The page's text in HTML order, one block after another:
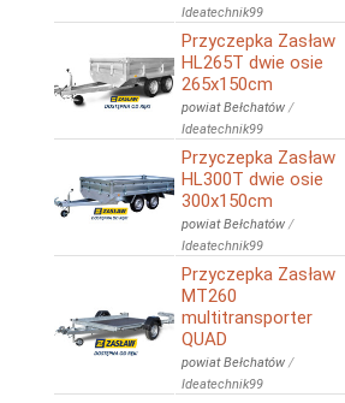
Ideatechnik99
Przyczepka Zasław
HL265T dwie osie
265x150cm
powiat Bełchatów /
Ideatechnik99
Przyczepka Zasław
HL300T dwie osie
300x150cm
powiat Bełchatów /
Ideatechnik99
Przyczepka Zasław
MT260
multitransporter
QUAD
powiat Bełchatów /
Ideatechnik99